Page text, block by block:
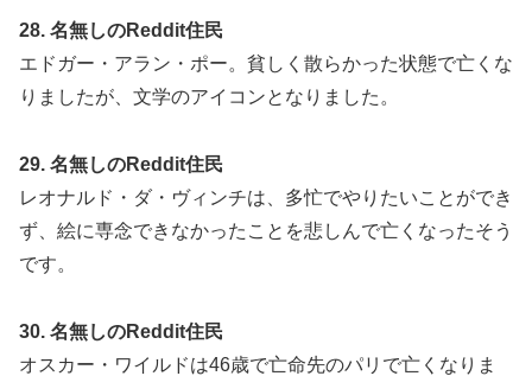
28. 名無しのReddit住民
エドガー・アラン・ポー。貧しく散らかった状態で亡くな
りましたが、文学のアイコンとなりました。
29. 名無しのReddit住民
レオナルド・ダ・ヴィンチは、多忙でやりたいことができ
ず、絵に専念できなかったことを悲しんで亡くなったそう
です。
30. 名無しのReddit住民
オスカー・ワイルドは46歳で亡命先のパリで亡くなりま